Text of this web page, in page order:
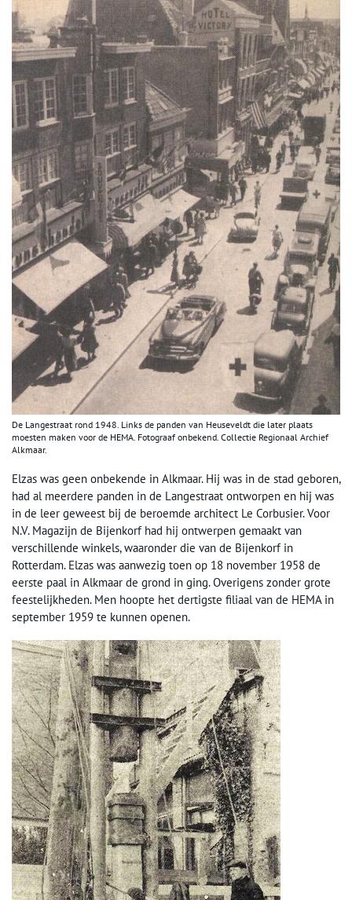
De Langestraat rond 1948. Links de panden van Heuseveldt die later plaats
moesten maken voor de HEMA. Fotograaf onbekend. Collectie Regionaal Archief
Alkmaar.
Elzas was geen onbekende in Alkmaar. Hij was in de stad geboren,
had al meerdere panden in de Langestraat ontworpen en hij was
in de leer geweest bij de beroemde architect Le Corbusier. Voor
N.V. Magazijn de Bijenkorf had hij ontwerpen gemaakt van
verschillende winkels, waaronder die van de Bijenkorf in
Rotterdam. Elzas was aanwezig toen op 18 november 1958 de
eerste paal in Alkmaar de grond in ging. Overigens zonder grote
feestelijkheden. Men hoopte het dertigste filiaal van de HEMA in
september 1959 te kunnen openen.